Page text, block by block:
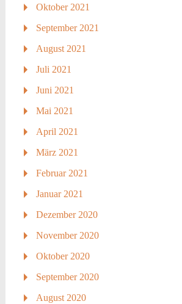
Oktober 2021
September 2021
August 2021
Juli 2021
Juni 2021
Mai 2021
April 2021
März 2021
Februar 2021
Januar 2021
Dezember 2020
November 2020
Oktober 2020
September 2020
August 2020